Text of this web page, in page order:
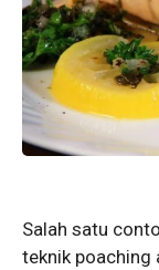
Salah satu
teknik poaching